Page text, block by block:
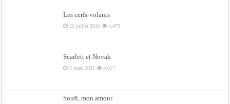
Les cerfs-volants
22 juillet 2016 4,470
Scarlett et Novak
5 mars 2021 4,017
Soufi, mon amour